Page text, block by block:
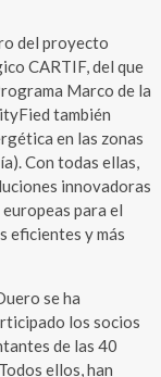
del proyecto
CARTIF, del que
Marco de la
también
en las zonas
Con todas ellas,
innovadoras
para el
eficientes y más
se ha
los socios
de las 40
ellos, han